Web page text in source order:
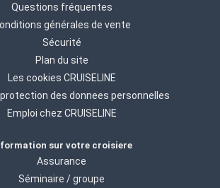
Questions fréquentes
générales de vente
Sécurité
Plan du site
Les cookies CRUISELINE
des donnees personnelles
Emploi chez CRUISELINE
sur votre croisiere
Assurance
Séminaire / groupe